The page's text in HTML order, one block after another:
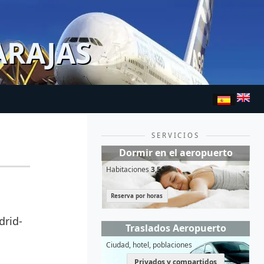
SERVICIOS
Dormir en el aeropuerto
Habitaciones3,5*
Reserva por horas
Traslados Aeropuerto
Ciudad, hotel, poblaciones